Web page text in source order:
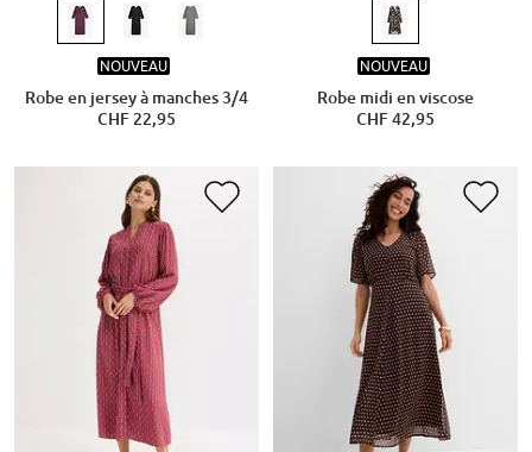
NOUVEAU
Robe en jersey à manches 3/4
CHF 22,95
NOUVEAU
Robe midi en viscose
CHF 42,95